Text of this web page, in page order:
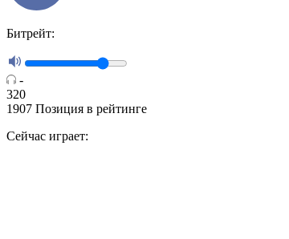
Битрейт:
-
320
1907 Позиция в рейтинге
Сейчас играет: